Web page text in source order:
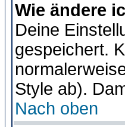
Wie ändere
Deine
gespeichert.
Style ab).
Nach oben